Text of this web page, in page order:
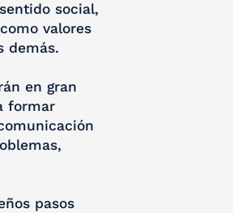
social,
valores
demás.
en gran
formar
pasos